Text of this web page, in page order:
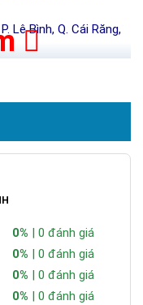
Lê Bình, Q. Cái Răng,
0% | 0 đánh giá
0% | 0 đánh giá
0% | 0 đánh giá
0% | 0 đánh giá